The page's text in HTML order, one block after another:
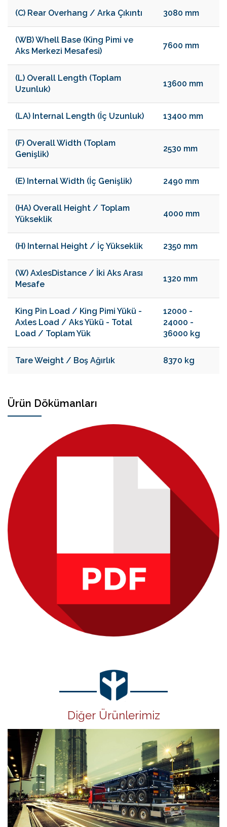
(C) Rear Overhang / Arka Çıkıntı 3080 mm
(WB) Whell Base (King Pimi ve
Aks Merkezi Mesafesi)
7600 mm
(L) Overall Length (Toplam
Uzunluk)
13600 mm
(LA) Internal Length (İç Uzunluk) 13400 mm
(F) Overall Width (Toplam
Genişlik)
2530 mm
(E) Internal Width (İç Genişlik) 2490 mm
(HA) Overall Height / Toplam
Yükseklik
4000 mm
(H) Internal Height / İç Yükseklik 2350 mm
(W) AxlesDistance / İki Aks Arası
Mesafe
1320 mm
King Pin Load / King Pimi Yükü -
Axles Load / Aks Yükü - Total
Load / Toplam Yük
12000 -
24000 -
36000 kg
Tare Weight / Boş Ağırlık 8370 kg
Ürün Dökümanları
Diğer Ürünlerimiz